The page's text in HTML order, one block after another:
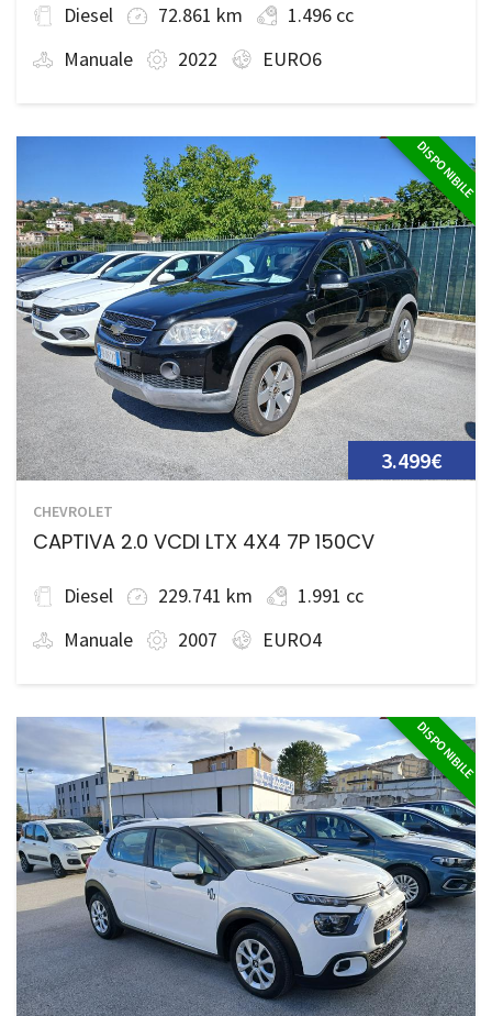
Diesel 72.861 km
1.496 cc
Manuale
2022 EURO6
DISPONIBILE
3.499€
CHEVROLET
CAPTIVA 2.0 VCDI LTX 4X4 7P 150CV
Diesel 229.741 km
1.991 cc
Manuale
2007 EURO4
DISPONIBILE